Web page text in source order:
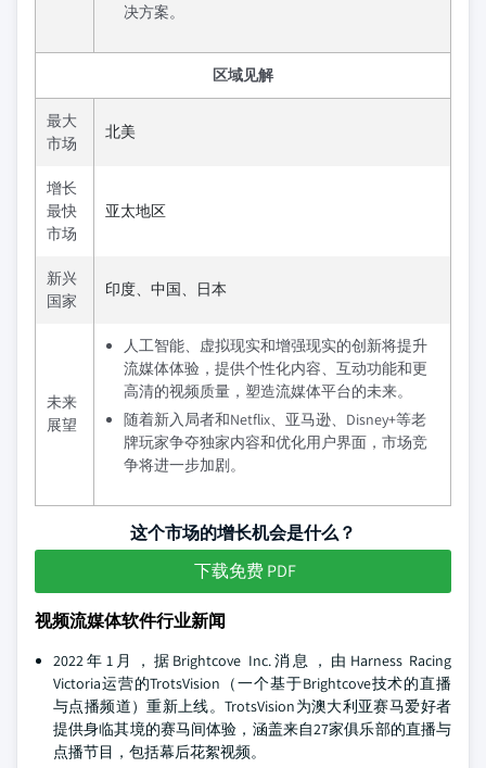
决方案。
区域见解
最大
市场
北美
增长
最快
市场
亚太地区
新兴
国家
印度、中国、日本
未来
展望
人工智能、虚拟现实和增强现实的创新将提升
流媒体体验，提供个性化内容、互动功能和更
高清的视频质量，塑造流媒体平台的未来。
随着新入局者和Netflix、亚马逊、Disney+等老
牌玩家争夺独家内容和优化用户界面，市场竞
争将进一步加剧。
这个市场的增长机会是什么？
下载免费 PDF
视频流媒体软件行业新闻
2022年1月，据Brightcove Inc.消息，由Harness Racing
Victoria运营的TrotsVision（一个基于Brightcove技术的直播
与点播频道）重新上线。TrotsVision为澳大利亚赛马爱好者
提供身临其境的赛马间体验，涵盖来自27家俱乐部的直播与
点播节目，包括幕后花絮视频。